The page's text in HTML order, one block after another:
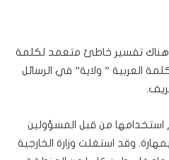
هناك تفسير خاطئ متعمد لكلمة
العربية ” ولاية” في الرسائل
استخدامها من قبل المسؤولين
وقد استغلت وزارة الخارجية